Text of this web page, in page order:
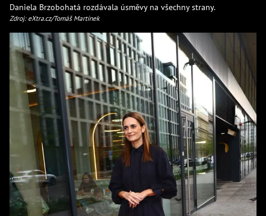
Daniela Brzobohatá rozdávala úsměvy na všechny strany.
Zdroj: eXtra.cz/Tomáš Martínek